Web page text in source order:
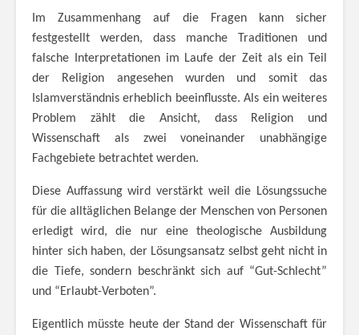
Im Zusammenhang auf die Fragen kann sicher
festgestellt werden, dass manche Traditionen und
falsche Interpretationen im Laufe der Zeit als ein Teil
der Religion angesehen wurden und somit das
Islamverständnis erheblich beeinflusste. Als ein weiteres
Problem zählt die Ansicht, dass Religion und
Wissenschaft als zwei voneinander unabhängige
Fachgebiete betrachtet werden.
Diese Auffassung wird verstärkt weil die Lösungssuche
für die alltäglichen Belange der Menschen von Personen
erledigt wird, die nur eine theologische Ausbildung
hinter sich haben, der Lösungsansatz selbst geht nicht in
die Tiefe, sondern beschränkt sich auf “Gut-Schlecht”
und “Erlaubt-Verboten”.
Eigentlich müsste heute der Stand der Wissenschaft für